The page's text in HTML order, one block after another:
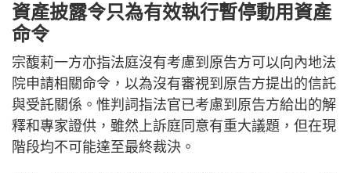
資產披露令只為有效執行暫停動用資產
命令
宗馥莉一方亦指法庭沒有考慮到原告方可以向內地法
院申請相關命令，以為沒有審視到原告方提出的信託
與受託關係。惟判詞指法官已考慮到原告方給出的解
釋和專家證供，雖然上訴庭同意有重大議題，但在現
階段均不可能達至最終裁決。